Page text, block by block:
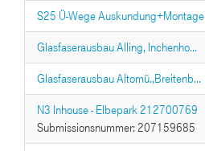
S25 Ü-Wege Auskundung+Montage
Glasfaserausbau Alling, Inchenho...
Glasfaserausbau Altomü.,Breitenb...
N3 Inhouse - Elbepark 212700769
Submissionsnummer: 207159685